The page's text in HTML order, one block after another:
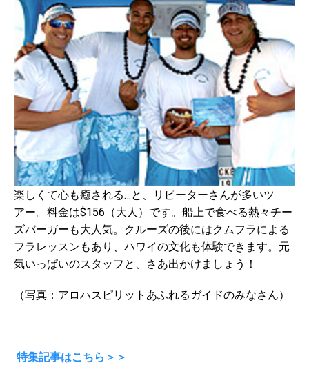
楽しくて心も癒される…と、リピーターさんが多いツ
アー。料金は$156（大人）です。船上で食べる熱々チー
ズバーガーも大人気。クルーズの後にはクムフラによる
フラレッスンもあり、ハワイの文化も体験できます。元
気いっぱいのスタッフと、さあ出かけましょう！
（写真：アロハスピリットあふれるガイドのみなさん）
特集記事はこちら＞＞